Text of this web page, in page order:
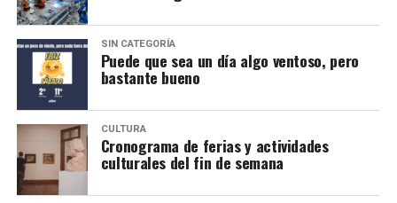
SIN CATEGORÍA
Puede que sea un día algo ventoso, pero
bastante bueno
CULTURA
Cronograma de ferias y actividades
culturales del fin de semana